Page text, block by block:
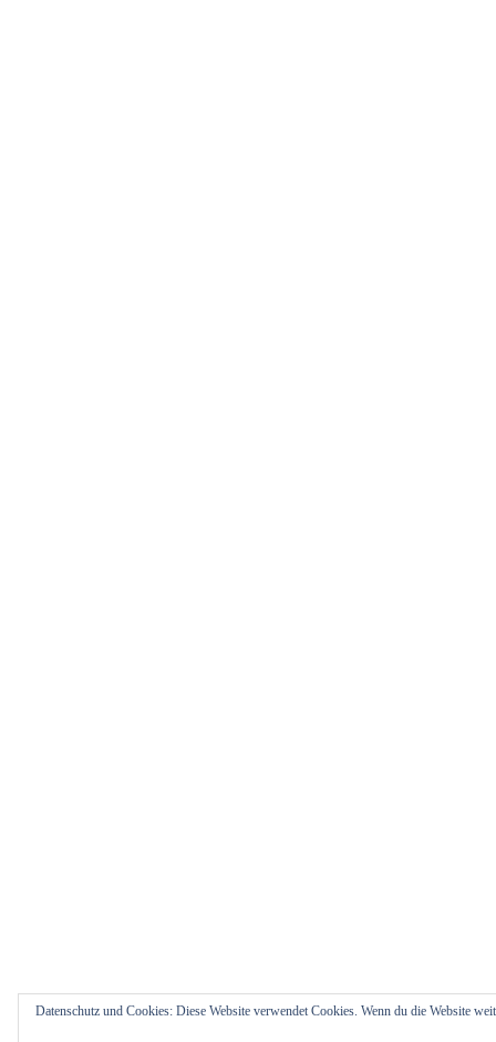
Datenschutz und Cookies: Diese Website verwendet Cookies. Wenn du die Website